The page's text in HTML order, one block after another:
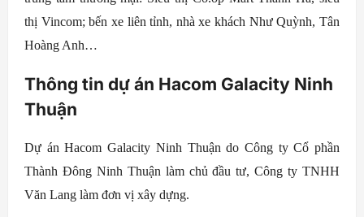
thị Vincom; bến xe liên tỉnh, nhà xe khách Như Quỳnh, Tân
Hoàng Anh…
Thông tin dự án Hacom Galacity Ninh
Thuận
Dự án Hacom Galacity Ninh Thuận do Công ty Cổ phần
Thành Đông Ninh Thuận làm chủ đầu tư, Công ty TNHH
Văn Lang làm đơn vị xây dựng.